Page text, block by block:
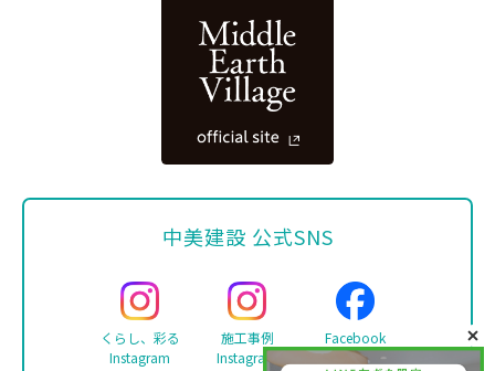
中美建設 公式SNS
くらし、彩る
Instagram
施工事例
Instagram
Facebook